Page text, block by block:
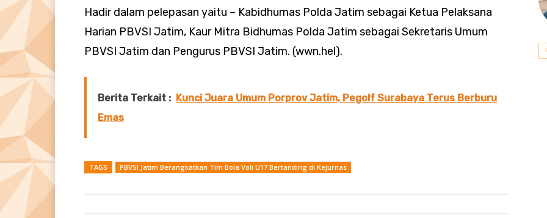
Hadir dalam pelepasan yaitu – Kabidhumas Polda Jatim sebagai Ketua Pelaksana
Harian PBVSI Jatim, Kaur Mitra Bidhumas Polda Jatim sebagai Sekretaris Umum
PBVSI Jatim dan Pengurus PBVSI Jatim. (wwn.hel).
Berita Terkait : Kunci Juara Umum Porprov Jatim, Pegolf Surabaya Terus Berburu
Emas
TAGS PBVSI Jatim Berangkatkan Tim Bola Voli U17 Bertanding di Kejurnas